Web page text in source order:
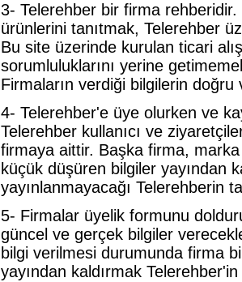
3- Telerehber bir firma
ürünlerini tanıtmak, Telerehber
Bu site üzerinde kurulan ticari
sorumluluklarını yerine
Firmaların verdiği bilgilerin doğru
4- Telerehber'e üye olurken ve
Telerehber kullanıcı ve
firmaya aittir. Başka firma,
küçük düşüren bilgiler yayından
yayınlanmayacağı Telerehberin
5- Firmalar üyelik formunu
güncel ve gerçek bilgiler
bilgi verilmesi durumunda firma
yayından kaldırmak